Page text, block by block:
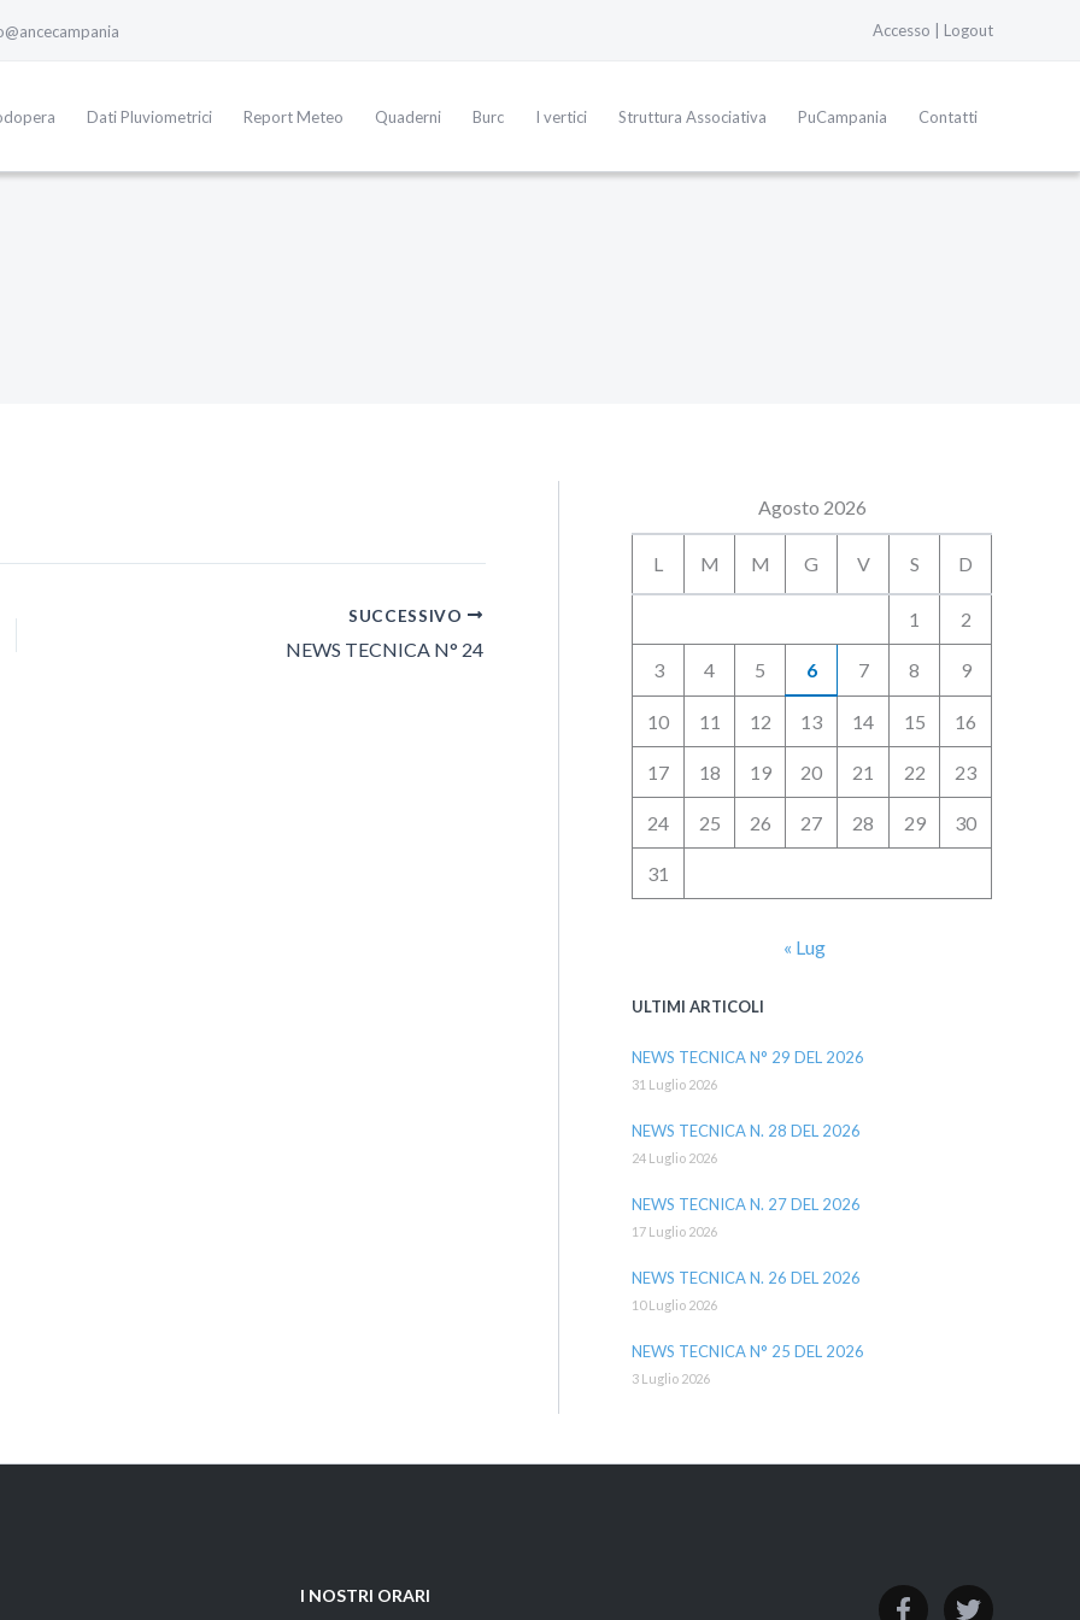
Accesso Logout
Dati Pluviometrici Report Meteo Quaderni Burc I vertici Struttura Associativa PuCampania Contatti
SUCCESSIVO
NEWS TECNICA N° 24
Agosto 2026
L M M G V S D
1 2
3 4 5 6 7 8 9
10 11 12 13 14 15 16
17 18 19 20 21 22 23
24 25 26 27 28 29 30
31
« Lug
ULTIMI ARTICOLI
NEWS TECNICA N° 29 DEL 2026
31 Luglio 2026
NEWS TECNICA N. 28 DEL 2026
24 Luglio 2026
NEWS TECNICA N. 27 DEL 2026
17 Luglio 2026
NEWS TECNICA N. 26 DEL 2026
10 Luglio 2026
NEWS TECNICA N° 25 DEL 2026
3 Luglio 2026
I NOSTRI ORARI